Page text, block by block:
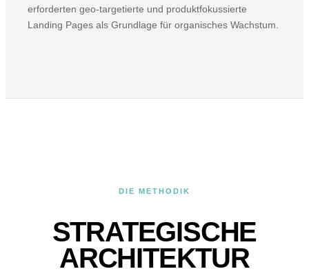
erforderten geo-targetierte und produktfokussierte
Landing Pages als Grundlage für organisches Wachstum.
DIE METHODIK
STRATEGISCHE
ARCHITEKTUR